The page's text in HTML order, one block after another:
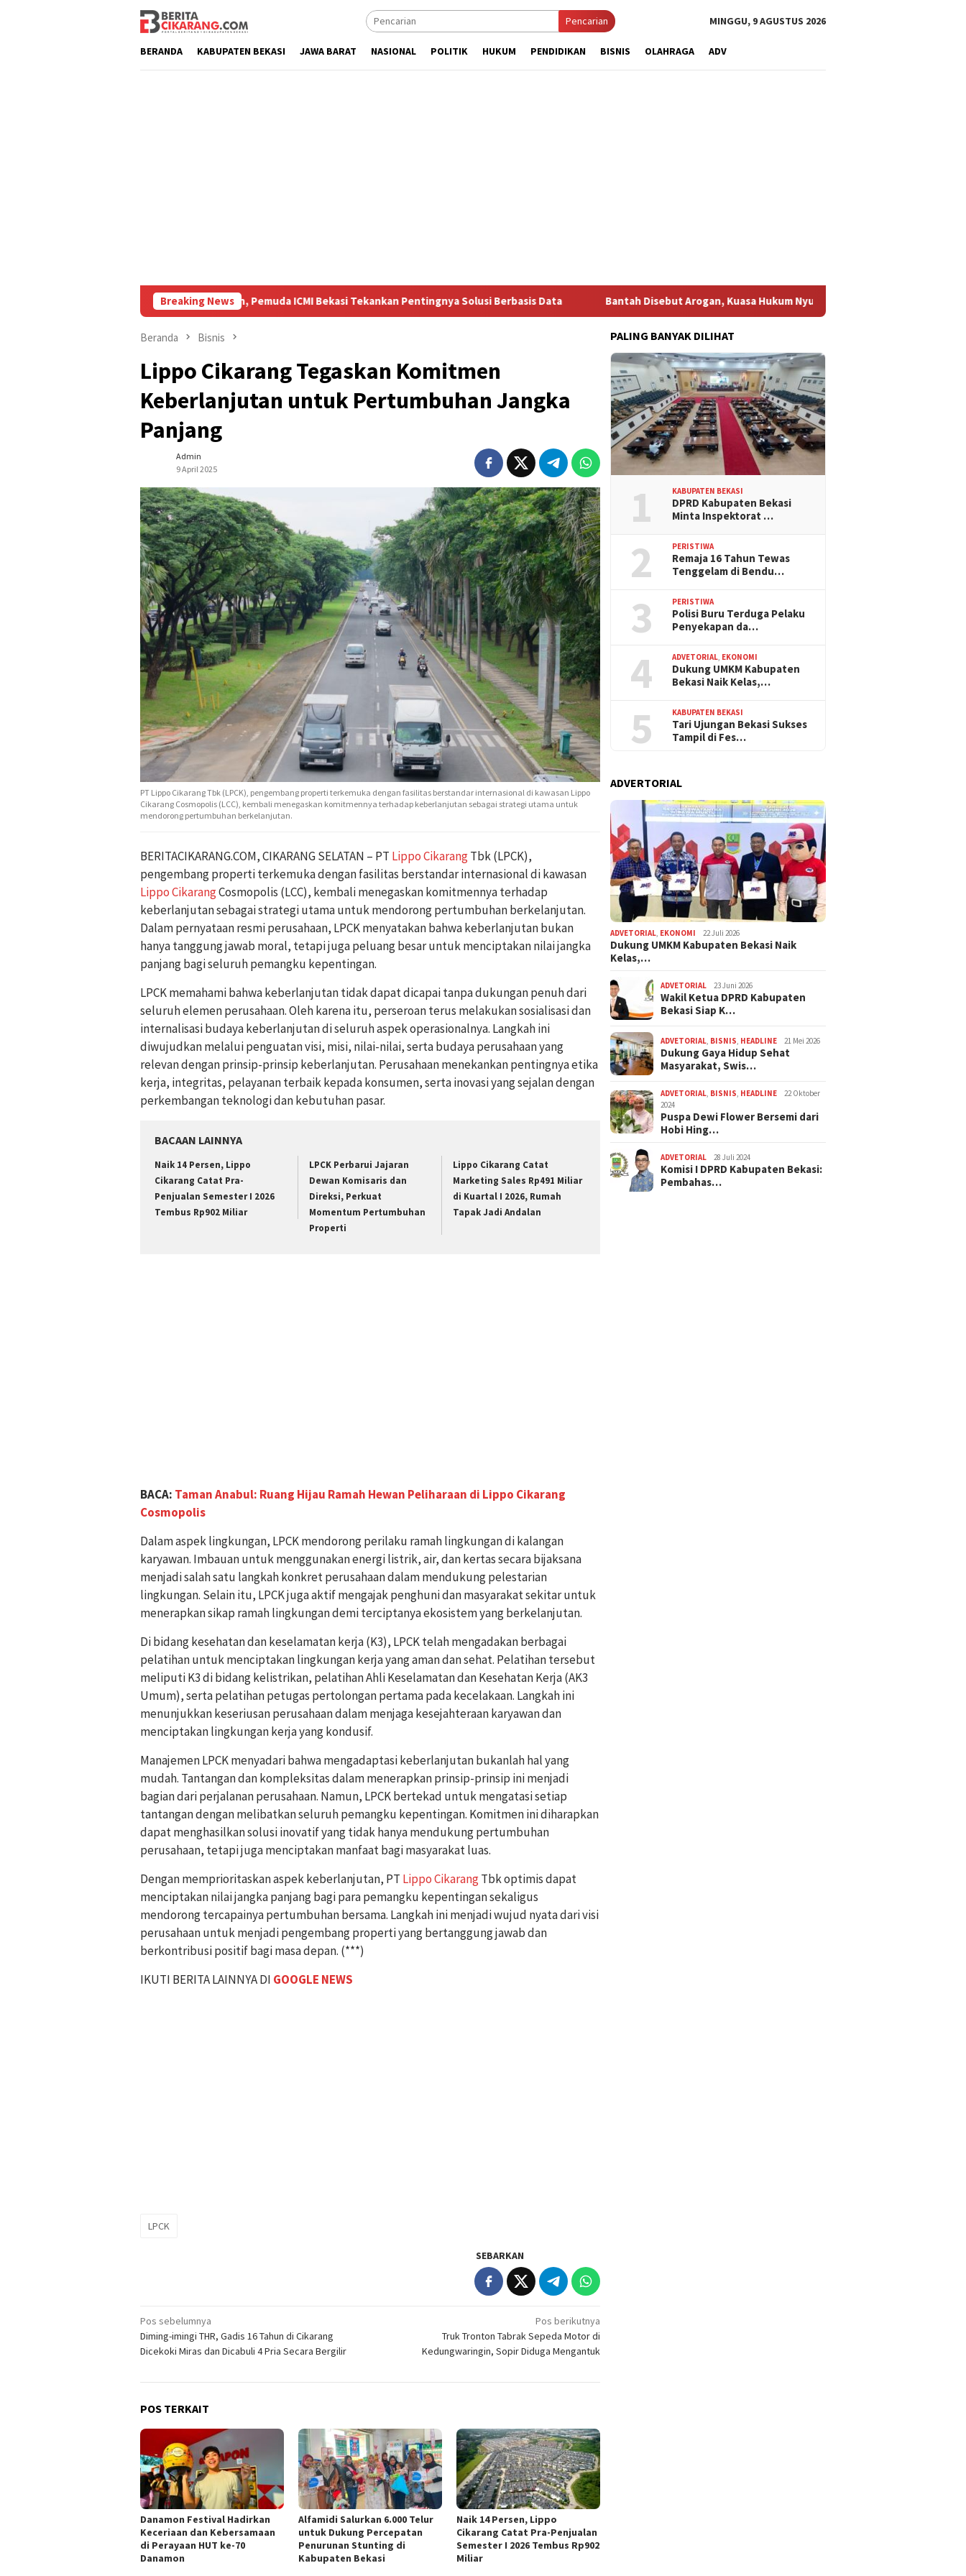
Pencarian MINGGU, 9 AGUSTUS 2026
BERANDA KABUPATEN BEKASI JAWA BARAT NASIONAL POLITIK HUKUM PENDIDIKAN BISNIS OLAHRAGA ADV
Breaking News
Penulisan Karya Ilmiah, Pemuda ICMI Bekasi Tekankan Pentingnya Solusi Berbasis Data Bantah Disebut Arogan, Kuasa Hukum Nyumarno Duga Ada Pihak Lain Pengaruhi Proses
Beranda Bisnis
Lippo Cikarang Tegaskan Komitmen
Keberlanjutan untuk Pertumbuhan Jangka
Panjang
Admin
9 April 2025
PT Lippo Cikarang Tbk (LPCK), pengembang properti terkemuka dengan fasilitas berstandar internasional di kawasan Lippo
Cikarang Cosmopolis (LCC), kembali menegaskan komitmennya terhadap keberlanjutan sebagai strategi utama untuk
mendorong pertumbuhan berkelanjutan.
BERITACIKARANG.COM, CIKARANG SELATAN – PT Lippo CikarangTbk (LPCK),
pengembang properti terkemuka dengan fasilitas berstandar internasional di kawasan
Lippo CikarangCosmopolis (LCC), kembali menegaskan komitmennya terhadap
keberlanjutan sebagai strategi utama untuk mendorong pertumbuhan berkelanjutan.
Dalam pernyataan resmi perusahaan, LPCK menyatakan bahwa keberlanjutan bukan
hanya tanggung jawab moral, tetapi juga peluang besar untuk menciptakan nilai jangka
panjang bagi seluruh pemangku kepentingan.
LPCK memahami bahwa keberlanjutan tidak dapat dicapai tanpa dukungan penuh dari
seluruh elemen perusahaan. Oleh karena itu, perseroan terus melakukan sosialisasi dan
internalisasi budaya keberlanjutan di seluruh aspek operasionalnya. Langkah ini
diwujudkan melalui penguatan visi, misi, nilai-nilai, serta budaya perusahaan yang
relevan dengan prinsip-prinsip keberlanjutan. Perusahaan menekankan pentingnya etika
kerja, integritas, pelayanan terbaik kepada konsumen, serta inovasi yang sejalan dengan
perkembangan teknologi dan kebutuhan pasar.
BACAAN LAINNYA
Naik 14 Persen, Lippo
Cikarang Catat Pra-
Penjualan Semester I 2026
Tembus Rp902 Miliar
LPCK Perbarui Jajaran
Dewan Komisaris dan
Direksi, Perkuat
Momentum Pertumbuhan
Properti
Lippo Cikarang Catat
Marketing Sales Rp491 Miliar
di Kuartal I 2026, Rumah
Tapak Jadi Andalan
BACA: Taman Anabul: Ruang Hijau Ramah Hewan Peliharaan di Lippo Cikarang
Cosmopolis
Dalam aspek lingkungan, LPCK mendorong perilaku ramah lingkungan di kalangan
karyawan. Imbauan untuk menggunakan energi listrik, air, dan kertas secara bijaksana
menjadi salah satu langkah konkret perusahaan dalam mendukung pelestarian
lingkungan. Selain itu, LPCK juga aktif mengajak penghuni dan masyarakat sekitar untuk
menerapkan sikap ramah lingkungan demi terciptanya ekosistem yang berkelanjutan.
Di bidang kesehatan dan keselamatan kerja (K3), LPCK telah mengadakan berbagai
pelatihan untuk menciptakan lingkungan kerja yang aman dan sehat. Pelatihan tersebut
meliputi K3 di bidang kelistrikan, pelatihan Ahli Keselamatan dan Kesehatan Kerja (AK3
Umum), serta pelatihan petugas pertolongan pertama pada kecelakaan. Langkah ini
menunjukkan keseriusan perusahaan dalam menjaga kesejahteraan karyawan dan
menciptakan lingkungan kerja yang kondusif.
Manajemen LPCK menyadari bahwa mengadaptasi keberlanjutan bukanlah hal yang
mudah. Tantangan dan kompleksitas dalam menerapkan prinsip-prinsip ini menjadi
bagian dari perjalanan perusahaan. Namun, LPCK bertekad untuk mengatasi setiap
tantangan dengan melibatkan seluruh pemangku kepentingan. Komitmen ini diharapkan
dapat menghasilkan solusi inovatif yang tidak hanya mendukung pertumbuhan
perusahaan, tetapi juga menciptakan manfaat bagi masyarakat luas.
Dengan memprioritaskan aspek keberlanjutan, PT Lippo CikarangTbk optimis dapat
menciptakan nilai jangka panjang bagi para pemangku kepentingan sekaligus
mendorong tercapainya pertumbuhan bersama. Langkah ini menjadi wujud nyata dari visi
perusahaan untuk menjadi pengembang properti yang bertanggung jawab dan
berkontribusi positif bagi masa depan. (***)
IKUTI BERITA LAINNYA DI GOOGLE NEWS
LPCK
SEBARKAN
Navigasi
pos
Pos sebelumnya
Diming-imingi THR, Gadis 16 Tahun di Cikarang
Dicekoki Miras dan Dicabuli 4 Pria Secara Bergilir
Pos berikutnya
Truk Tronton Tabrak Sepeda Motor di
Kedungwaringin, Sopir Diduga Mengantuk
POS TERKAIT
Danamon Festival Hadirkan
Keceriaan dan Kebersamaan
di Perayaan HUT ke-70
Danamon
Alfamidi Salurkan 6.000 Telur
untuk Dukung Percepatan
Penurunan Stunting di
Kabupaten Bekasi
Naik 14 Persen, Lippo
Cikarang Catat Pra-Penjualan
Semester I 2026 Tembus Rp902
Miliar
PALING BANYAK DILIHAT
1 KABUPATEN BEKASI
DPRD Kabupaten Bekasi
Minta Inspektorat …
2 PERISTIWA
Remaja 16 Tahun Tewas
Tenggelam di Bendu…
3 PERISTIWA
Polisi Buru Terduga Pelaku
Penyekapan da…
4 ADVETORIAL EKONOMI
Dukung UMKM Kabupaten
Bekasi Naik Kelas,…
5 KABUPATEN BEKASI
Tari Ujungan Bekasi Sukses
Tampil di Fes…
ADVERTORIAL
ADVETORIAL EKONOMI 22 Juli 2026
Dukung UMKM Kabupaten Bekasi Naik
Kelas,…
ADVETORIAL 23 Juni 2026
Wakil Ketua DPRD Kabupaten
Bekasi Siap K…
ADVETORIAL BISNIS HEADLINE 21 Mei 2026
Dukung Gaya Hidup Sehat
Masyarakat, Swis…
ADVETORIAL BISNIS HEADLINE
22 Oktober
2024
Puspa Dewi Flower Bersemi dari
Hobi Hing…
ADVETORIAL 28 Juli 2024
Komisi I DPRD Kabupaten Bekasi:
Pembahas…